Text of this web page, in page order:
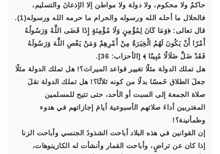
حاكمٌ ولا محكوم، ولا دولة ولا مواطن إلا الإذعانَ والتسليم،
فالحلال ما أحله الله ورسوله والحرام ما حرمه الله ورسوله(1).
قال تعالى: ﴿وَمَا كَانَ لِمُؤْمِنٍ وَلَا مُؤْمِنَةٍ إِذَا قَضَى اللَّهُ وَرَسُولُهُ
أَمْرًا أَنْ يَكُونَ لَهُمُ الْخِيَرَةُ مِنْ أَمْرِهِمْ وَمَنْ يَعْصِ اللَّهَ وَرَسُولَهُ
فَقَدْ ضَلَّ ضَلَالًا مُبِينًا ﴾ [الأحزاب: 36].
هل تملك الدولة مثلًا تغيير قواعد الميراث؟! هل تملك الدولة مثلًا
جعلَ الطلاق خَمسًا بدلًا من كونه ثلاثًا؟! هل تملك الدولة نقلَ
صلاة الجمعة إلى السبت أو الأحد، حتى تتيح للمسلمين
المغتربين أداءَ صلاتهم الأسبوعية أيامَ إجازاتهم في هدوء
وطمأنينة؟!
إن القوانين في هذه البلاد أباحت الشذوذَ الجنسي وأباحت الزنا
إذا كان عن تراضٍ، وأباحت القمار وأنشأت له الكازينوهات،